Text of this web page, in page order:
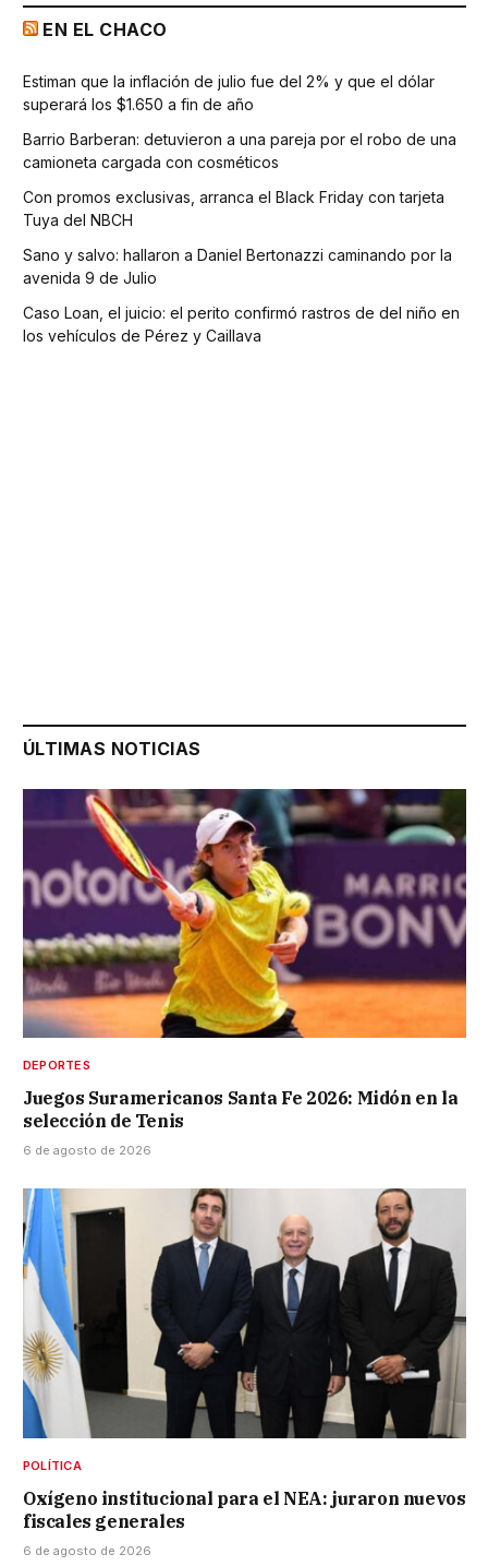
EN EL CHACO
Estiman que la inflación de julio fue del 2% y que el dólar
superará los $1.650 a fin de año
Barrio Barberan: detuvieron a una pareja por el robo de una
camioneta cargada con cosméticos
Con promos exclusivas, arranca el Black Friday con tarjeta
Tuya del NBCH
Sano y salvo: hallaron a Daniel Bertonazzi caminando por la
avenida 9 de Julio
Caso Loan, el juicio: el perito confirmó rastros de del niño en
los vehículos de Pérez y Caillava
ÚLTIMAS NOTICIAS
DEPORTES
Juegos Suramericanos Santa Fe 2026: Midón en la
selección de Tenis
6 de agosto de 2026
POLÍTICA
Oxígeno institucional para el NEA: juraron nuevos
fiscales generales
6 de agosto de 2026